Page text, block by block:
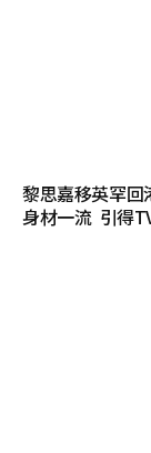
黎思嘉移英罕回
身材一流 引得